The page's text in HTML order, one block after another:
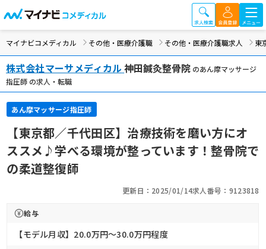
マイナビコメディカル その他・医療介護職 その他・医療介護職求人 東
株式会社マーサメディカル神田鍼灸整骨院 のあん摩マッサージ
指圧師 の求人・転職
あん摩マッサージ指圧師
【東京都／千代田区】治療技術を磨い方にオ
ススメ♪学べる環境が整っています！整骨院で
の柔道整復師
更新日：2025/01/14求人番号：9123818
給与
【モデル月収】20.0万円〜30.0万円程度